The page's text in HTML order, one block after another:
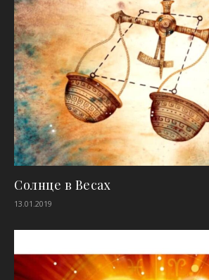
Солнце в Весах
13.01.2019